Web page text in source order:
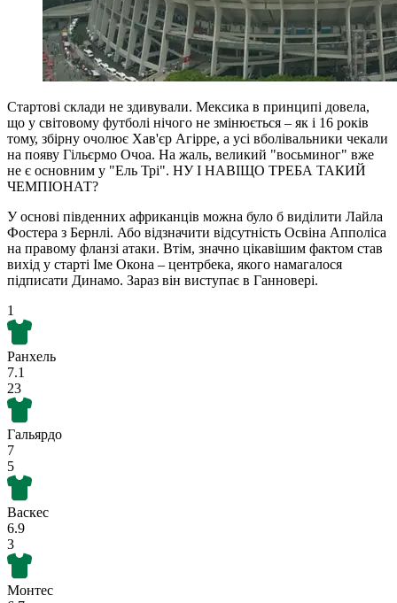
Стартові склади не здивували. Мексика в принципі довела,
що у світовому футболі нічого не змінюється – як і 16 років
тому, збірну очолює Хав'єр Агірре, а усі вболівальники чекали
на появу Гільєрмо Очоа. На жаль, великий "восьминог" вже
не є основним у "Ель Трі". НУ І НАВІЩО ТРЕБА ТАКИЙ
ЧЕМПІОНАТ?
У основі південних африканців можна було б виділити Лайла
Фостера з Бернлі. Або відзначити відсутність Освіна Апполіса
на правому фланзі атаки. Втім, значно цікавішим фактом став
вихід у старті Іме Окона – центрбека, якого намагалося
підписати Динамо. Зараз він виступає в Ганновері.
1
Ранхель
7.1
23
Гальярдо
7
5
Васкес
6.9
3
Монтес